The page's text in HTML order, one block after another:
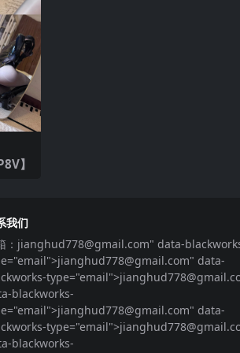
】
我们
： jianghud778@gmail.com" data-
jianghud778@gmail.com" data-
type="email">
blackworks-
jianghud778@gmail.com" data-
type="email">
blackworks-